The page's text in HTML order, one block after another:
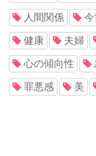
人間関係
健康 夫婦
心の傾向性
罪悪感 美